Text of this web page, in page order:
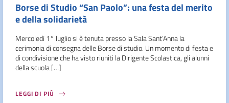
Borse di Studio “San Paolo”: una festa del merito
e della solidarietà
Mercoledì 1° luglio si è tenuta presso la Sala Sant’Anna la
cerimonia di consegna delle Borse di studio. Un momento di festa e
di condivisione che ha visto riuniti la Dirigente Scolastica, gli alunni
della scuola […]
LEGGI DI PIÙ